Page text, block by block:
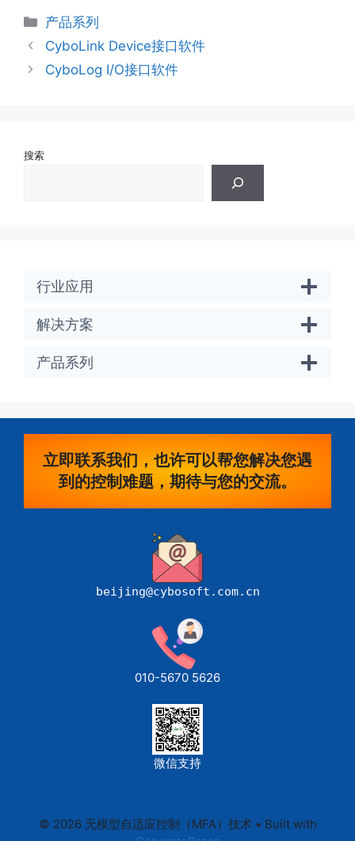
分
类
产品系列
CyboLink Device接口软件
CyboLog I/O接口软件
搜索
行业应用
解决方案
产品系列
立即联系我们，也许可以帮您解决您遇
到的控制难题，期待与您的交流。
beijing@cybosoft.com.cn
010-5670 5626
微信支持
© 2026 无模型自适应控制（MFA）技术• Built with